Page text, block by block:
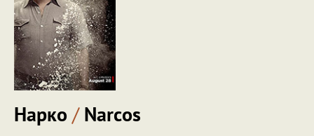
Нарко /Narcos